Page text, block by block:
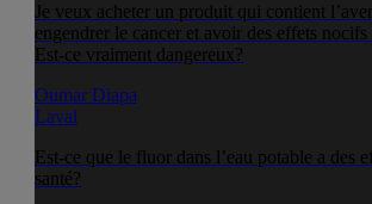
Je veux acheter un produit qui contient
engendrer le cancer et avoir des effets
Est-ce vraiment dangereux?
Oumar Diapa
Laval
Est-ce que le fluor dans l’eau potable a des
santé?